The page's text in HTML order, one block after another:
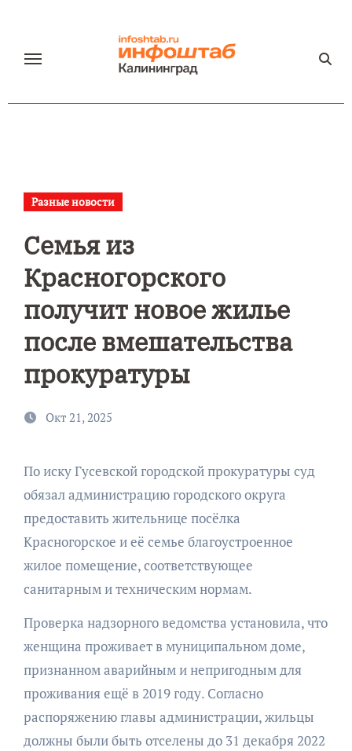
содержанию
Разные новости
Семья из
Красногорского
получит новое жилье
после вмешательства
прокуратуры
Окт 21, 2025
По иску Гусевской городской прокуратуры суд
обязал администрацию городского округа
предоставить жительнице посёлка
Красногорское и её семье благоустроенное
жилое помещение, соответствующее
санитарным и техническим нормам.
Проверка надзорного ведомства установила, что
женщина проживает в муниципальном доме,
признанном аварийным и непригодным для
проживания ещё в 2019 году. Согласно
распоряжению главы администрации, жильцы
должны были быть отселены до 31 декабря 2022